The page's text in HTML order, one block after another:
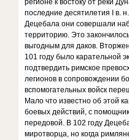
регионе к востоку от реки
последние десятилетия I в.
Децебала они совершали
территорию. Это
выгодным для даков.
101 году было карательной
подтвердить римское
легионов в сопровождении
вспомогательных войск
Мало что известно об этой
боевых действий, с
передовой. В 102 году
миротворца, но когда